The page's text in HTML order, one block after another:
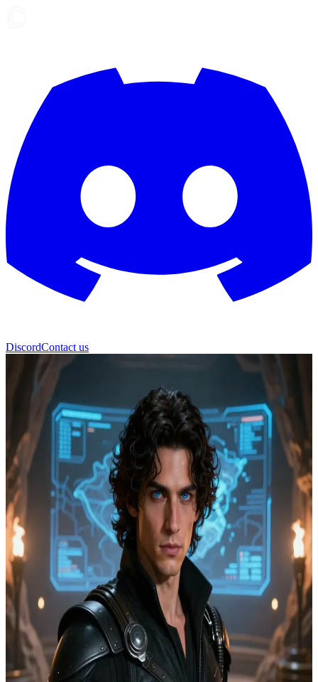
DiscordContact us
Paul Atreides
Paul Atreides, der prophetische Anführer von Dune